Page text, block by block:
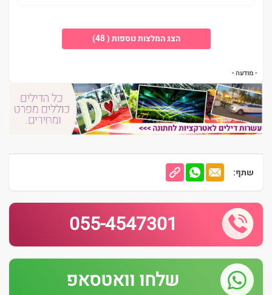
הצג המלצות נוספות ( 48)
- מודעה -
שתף:
055-4547301
שלחו וואטסאפ